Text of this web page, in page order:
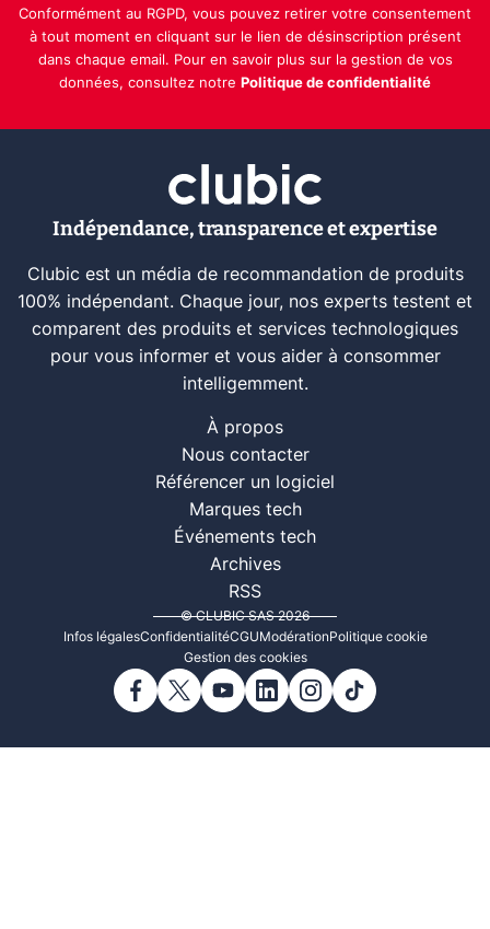
Conformément au RGPD, vous pouvez retirer votre consentement
à tout moment en cliquant sur le lien de désinscription présent
dans chaque email. Pour en savoir plus sur la gestion de vos
données, consultez notre Politique de confidentialité
Indépendance, transparence et expertise
Clubic est un média de recommandation de produits
100% indépendant. Chaque jour, nos experts testent et
comparent des produits et services technologiques
pour vous informer et vous aider à consommer
intelligemment.
À propos
Nous contacter
Référencer un logiciel
Marques tech
Événements tech
Archives
RSS
© CLUBIC SAS 2026
Infos légalesConfidentialitéCGUModérationPolitique cookie
Gestion des cookies